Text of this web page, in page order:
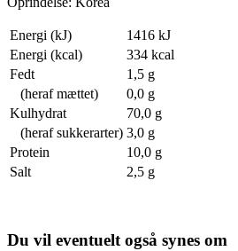
Energi (kJ)
1416 kJ
Energi (kcal)
334 kcal
Fedt
1,5 g
(heraf mættet)
0,0 g
Kulhydrat
70,0 g
(heraf sukkerarter) 3,0 g
Protein
10,0 g
Salt
2,5 g
Du vil eventuelt også synes om